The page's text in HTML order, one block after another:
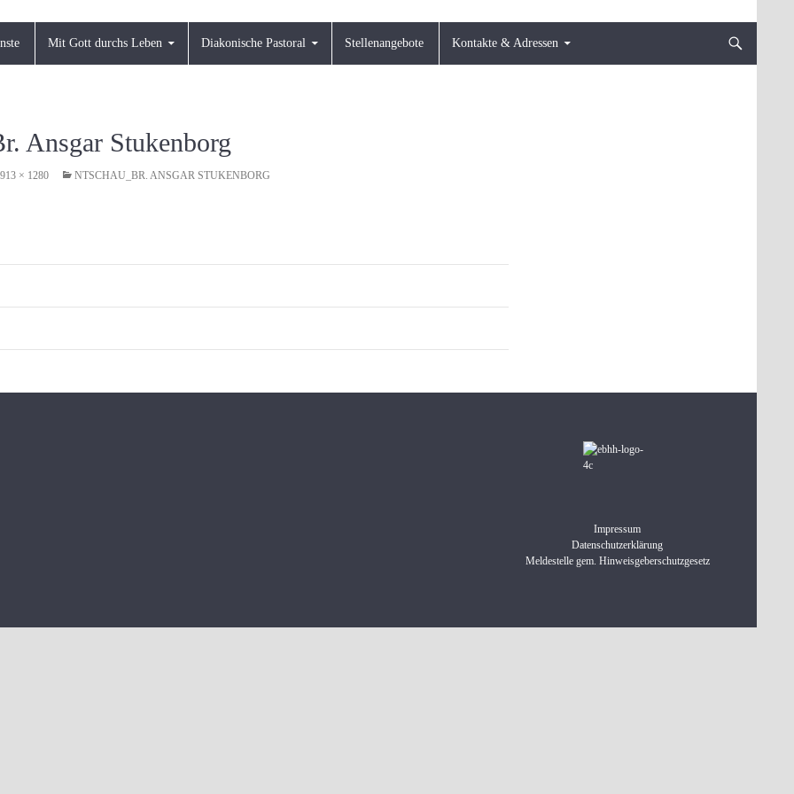
Mit Gott durchs Leben Diakonische Pastoral Stellenangebote Kontakte & Adressen
Ansgar Stukenborg
913 × 1280 NTSCHAU_BR. ANSGAR STUKENBORG
Impressum
Datenschutzerklärung
Meldestelle gem. Hinweisgeberschutzgesetz